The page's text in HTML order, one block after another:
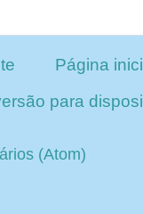
Página
para
(Atom)